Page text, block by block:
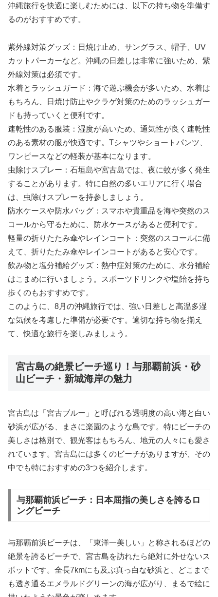
沖縄旅行を快適に楽しむためには、以下の持ち物を準備す
るのがおすすめです。
紫外線対策グッズ：日焼け止め、サングラス、帽子、UV
カットパーカーなど。沖縄の日差しは非常に強いため、紫
外線対策は必須です。
水着とラッシュガード：海で遊ぶ機会が多いため、水着は
もちろん、日焼け防止やクラゲ対策のためのラッシュガー
ドも持っていくと便利です。
速乾性のある服装：湿度が高いため、通気性が良く速乾性
のある素材の服が快適です。Tシャツやショートパンツ、
ワンピースなどの軽装が基本になります。
虫除けスプレー：石垣島や宮古島では、夜に蚊が多く発生
することがあります。特に自然の多いエリアに行く場合
は、虫除けスプレーを持参しましょう。
防水ケースや防水バッグ：スマホや貴重品を海や突然のス
コールから守るために、防水ケースがあると便利です。
軽量の折りたたみ傘やレインコート：突然のスコールに備
えて、折りたたみ傘やレインコートがあると安心です。
飲み物と塩分補給グッズ：熱中症対策のために、水分補給
はこまめに行いましょう。スポーツドリンクや塩飴を持ち
歩くのもおすすめです。
このように、8月の沖縄旅行では、強い日差しと高温多湿
な気候を考慮した準備が必要です。適切な持ち物を揃え
て、快適な旅行を楽しみましょう。
宮古島の絶景ビーチ巡り！与那覇前浜・砂
山ビーチ・新城海岸の魅力
宮古島は「宮古ブルー」と呼ばれる透明度の高い海と白い
砂浜が広がる、まさに楽園のような島です。特にビーチの
美しさは格別で、観光客はもちろん、地元の人々にも愛さ
れています。宮古島には多くのビーチがありますが、その
中でも特におすすめの3つを紹介します。
与那覇前浜ビーチ：日本屈指の美しさを誇るロ
ングビーチ
与那覇前浜ビーチは、「東洋一美しい」と称されるほどの
絶景を誇るビーチで、宮古島を訪れたら絶対に外せないス
ポットです。全長7kmにも及ぶ真っ白な砂浜と、どこまで
も透き通るエメラルドグリーンの海が広がり、まるで絵に